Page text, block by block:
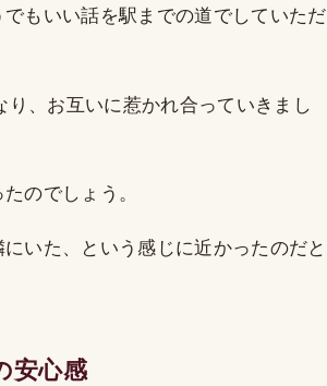
もいい話を駅までの道でしていただ
、お互いに惹かれ合っていきまし
のでしょう。
いた、という感じに近かったのだと
安心感